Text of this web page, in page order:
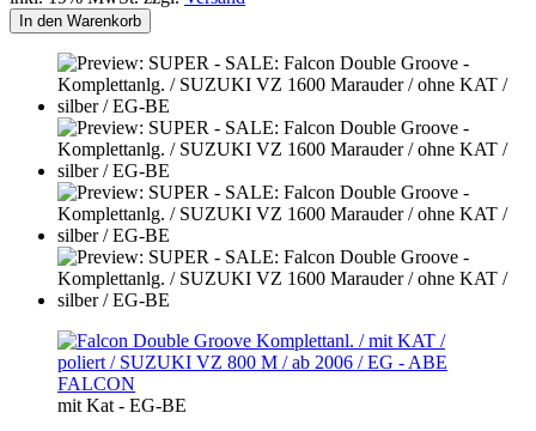
In den Warenkorb
FALCON
mit Kat - EG-BE